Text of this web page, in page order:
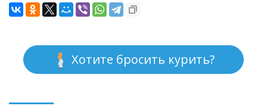
Хотите бросить курить?